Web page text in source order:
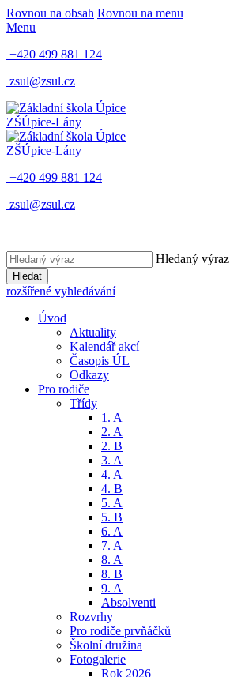
Rovnou na obsah Rovnou na menu
Menu
+420 499 881 124
zsul@zsul.cz
ZŠÚpice-Lány
ZŠÚpice-Lány
+420 499 881 124
zsul@zsul.cz
Hledaný výraz
Hledat
rozšířené vyhledávání
Úvod
Aktuality
Kalendář akcí
Časopis ÚL
Odkazy
Pro rodiče
Třídy
1. A
2. A
2. B
3. A
4. A
4. B
5. A
5. B
6. A
7. A
8. A
8. B
9. A
Absolventi
Rozvrhy
Pro rodiče prvňáčků
Školní družina
Fotogalerie
Rok 2026